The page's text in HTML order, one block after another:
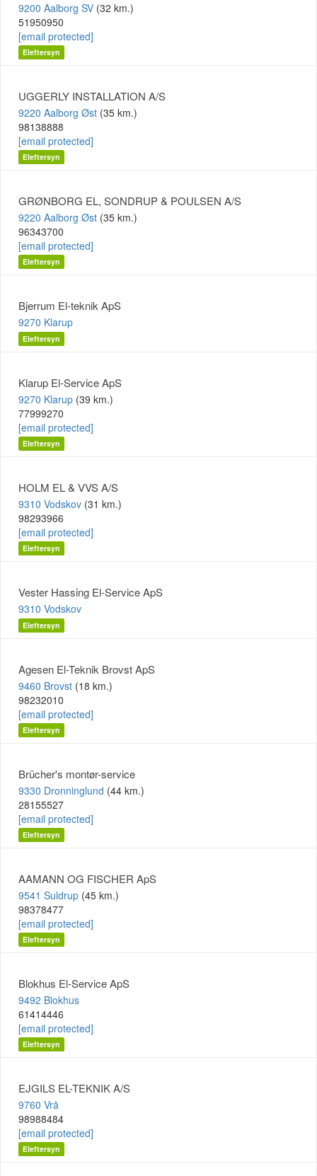
9200 Aalborg SV (32 km.)
51950950
[email protected]
Eleftersyn
UGGERLY INSTALLATION A/S
9220 Aalborg Øst (35 km.)
98138888
[email protected]
Eleftersyn
GRØNBORG EL, SONDRUP & POULSEN A/S
9220 Aalborg Øst (35 km.)
96343700
[email protected]
Eleftersyn
Bjerrum El-teknik ApS
9270 Klarup
Eleftersyn
Klarup El-Service ApS
9270 Klarup (39 km.)
77999270
[email protected]
Eleftersyn
HOLM EL & VVS A/S
9310 Vodskov (31 km.)
98293966
[email protected]
Eleftersyn
Vester Hassing El-Service ApS
9310 Vodskov
Eleftersyn
Agesen El-Teknik Brovst ApS
9460 Brovst (18 km.)
98232010
[email protected]
Eleftersyn
Brücher's montør-service
9330 Dronninglund (44 km.)
28155527
[email protected]
Eleftersyn
AAMANN OG FISCHER ApS
9541 Suldrup (45 km.)
98378477
[email protected]
Eleftersyn
Blokhus El-Service ApS
9492 Blokhus
61414446
[email protected]
Eleftersyn
EJGILS EL-TEKNIK A/S
9760 Vrå
98988484
[email protected]
Eleftersyn